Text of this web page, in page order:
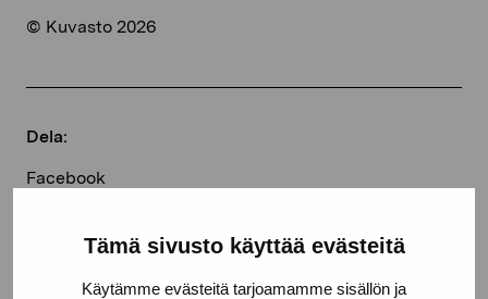
Tämä sivusto käyttää evästeitä
Käytämme evästeitä tarjoamamme sisällön ja
© Kuvasto 2026
Dela:
Facebook